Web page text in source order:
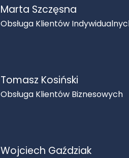
Marta Szczęsna
Obsługa Klientów
Tomasz Kosiński
Obsługa Klientów Biznesowych
Wojciech Gaździak